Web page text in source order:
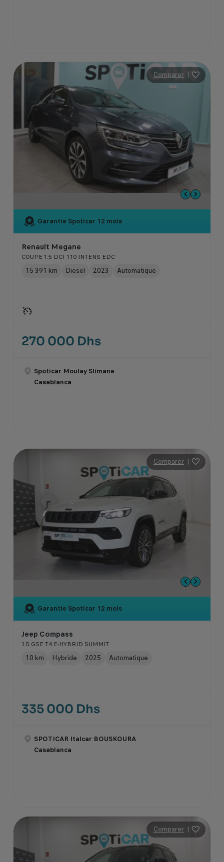
Comparer |
Garantie Spoticar 12 mois
Renault Megane
COUPE 1.5 DCI 110 INTENS EDC
15 391 km Diesel 2023 Automatique
270 000 Dhs
Spoticar Moulay Slimane
Casablanca
Comparer |
Garantie Spoticar 12 mois
Jeep Compass
1.5 GSE T4 E-HYBRID SUMMIT
10 km Hybride 2025 Automatique
335 000 Dhs
SPOTICAR Italcar BOUSKOURA
Casablanca
Comparer |